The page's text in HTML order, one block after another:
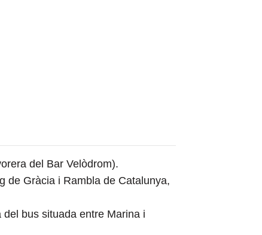
del Bar Velòdrom).
de Gràcia i Rambla de Catalunya,
bus situada entre Marina i